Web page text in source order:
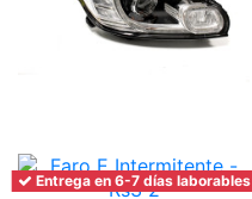
Entrega en 6-7 días laborables